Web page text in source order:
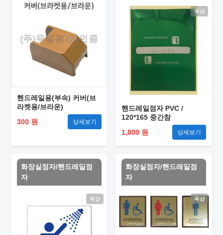
핸드레일용(부속) 커버(브
라켓용/브라운)
300 원
상세보기
국산
핸드레일점자 PVC /
120*165 중간참
1,800 원
상세보기
화장실점자/핸드레일점
자
국산
화장실점자/핸드레일점
자
국산